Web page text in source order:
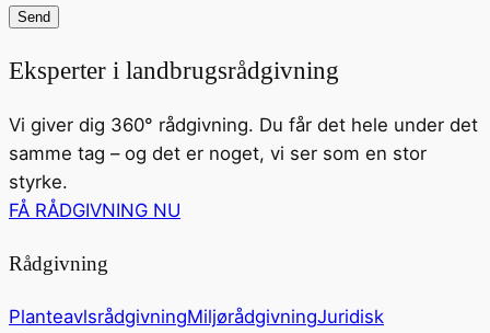
Eksperter i landbrugsrådgivning
Vi giver dig 360° rådgivning. Du får det hele under det
samme tag – og det er noget, vi ser som en stor
styrke.
FÅ RÅDGIVNING NU
Rådgivning
PlanteavlsrådgivningMiljørådgivningJuridisk